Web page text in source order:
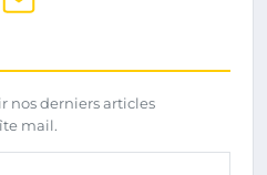
nos derniers articles
mail.